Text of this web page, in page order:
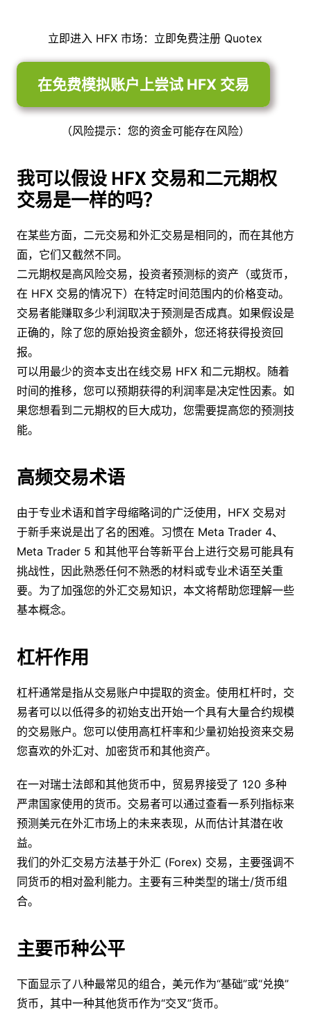
立即进入 HFX 市场：立即免费注册 Quotex
在免费模拟账户上尝试 HFX 交易
（风险提示：您的资金可能存在风险）
我可以假设 HFX 交易和二元期权
交易是一样的吗？
在某些方面，二元交易和外汇交易是相同的，而在其他方
面，它们又截然不同。
二元期权是高风险交易，投资者预测标的资产（或货币，
在 HFX 交易的情况下）在特定时间范围内的价格变动。
交易者能赚取多少利润取决于预测是否成真。如果假设是
正确的，除了您的原始投资金额外，您还将获得投资回
报。
可以用最少的资本支出在线交易 HFX 和二元期权。随着
时间的推移，您可以预期获得的利润率是决定性因素。如
果您想看到二元期权的巨大成功，您需要提高您的预测技
能。
高频交易术语
由于专业术语和首字母缩略词的广泛使用，HFX 交易对
于新手来说是出了名的困难。习惯在 Meta Trader 4、
Meta Trader 5 和其他平台等新平台上进行交易可能具有
挑战性，因此熟悉任何不熟悉的材料或专业术语至关重
要。为了加强您的外汇交易知识，本文将帮助您理解一些
基本概念。
杠杆作用
杠杆通常是指从交易账户中提取的资金。使用杠杆时，交
易者可以以低得多的初始支出开始一个具有大量合约规模
的交易账户。您可以使用高杠杆率和少量初始投资来交易
您喜欢的外汇对、加密货币和其他资产。
在一对瑞士法郎和其他货币中，贸易界接受了 120 多种
严肃国家使用的货币。交易者可以通过查看一系列指标来
预测美元在外汇市场上的未来表现，从而估计其潜在收
益。
我们的外汇交易方法基于外汇 (Forex) 交易，主要强调不
同货币的相对盈利能力。主要有三种类型的瑞士/货币组
合。
主要币种公平
下面显示了八种最常见的组合，美元作为“基础”或“兑换”
货币，其中一种其他货币作为“交叉”货币。